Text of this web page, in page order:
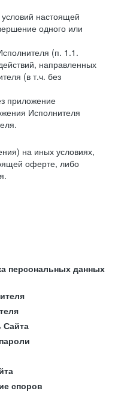
настоящей
одного или
(п. 1.1.
направленных
(в т.ч. без
приложение
Исполнителя
на иных условиях,
оферте, либо
персональных данных
Сайта
споров